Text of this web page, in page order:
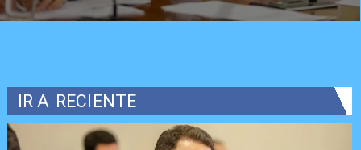
IR A RECIENTE